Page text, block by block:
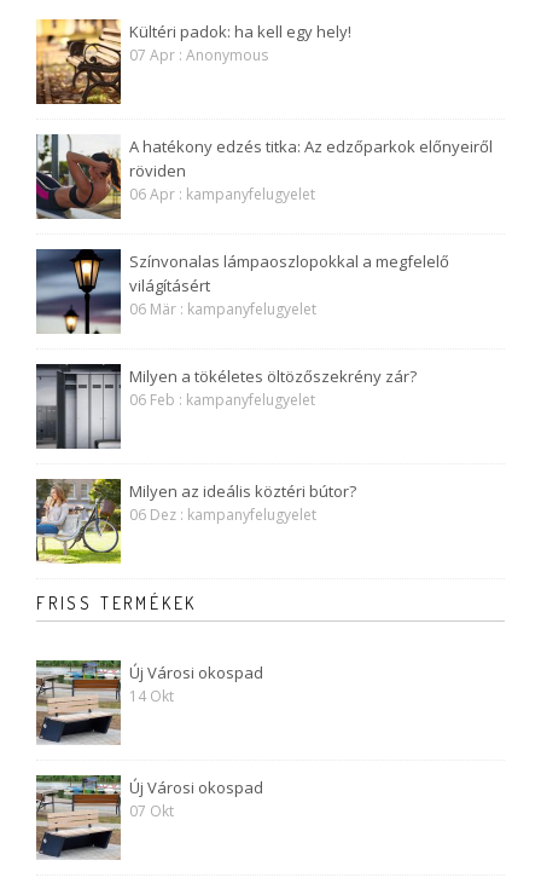
Kültéri padok: ha kell egy hely!
07 Apr : Anonymous
A hatékony edzés titka: Az edzőparkok előnyeiről
röviden
06 Apr : kampanyfelugyelet
Színvonalas lámpaoszlopokkal a megfelelő
világításért
06 Mär : kampanyfelugyelet
Milyen a tökéletes öltözőszekrény zár?
06 Feb : kampanyfelugyelet
Milyen az ideális köztéri bútor?
06 Dez : kampanyfelugyelet
FRISS TERMÉKEK
Új Városi okospad
14 Okt
Új Városi okospad
07 Okt